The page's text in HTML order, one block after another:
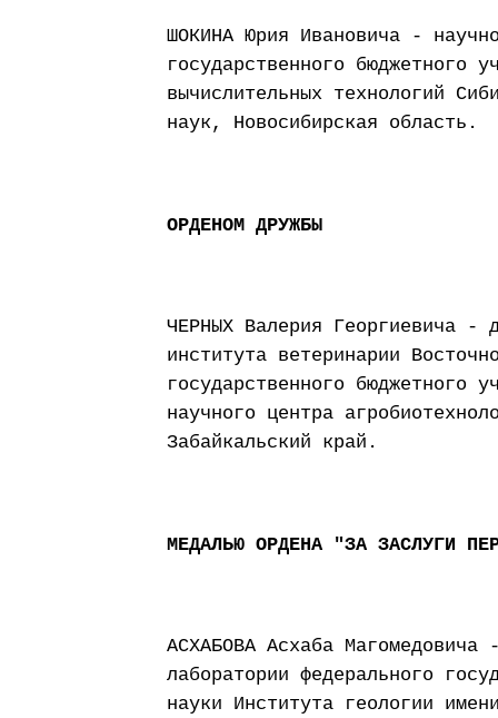
ШОКИНА Юрия Ивановича -
государственного бюджетного
вычислительных технологий
наук, Новосибирская область.
ОРДЕНОМ ДРУЖБЫ
ЧЕРНЫХ Валерия Георгиевича -
института ветеринарии
государственного бюджетного
научного центра
Забайкальский край.
МЕДАЛЬЮ ОРДЕНА "ЗА ЗАСЛУГИ
АСХАБОВА Асхаба Магомедовича
лаборатории федерального
науки Института геологии